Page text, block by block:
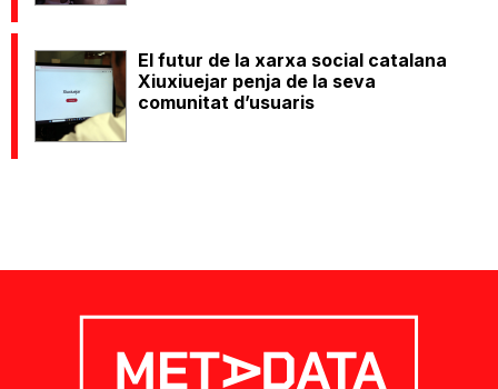
El futur de la xarxa social catalana
Xiuxiuejar penja de la seva
comunitat d’usuaris